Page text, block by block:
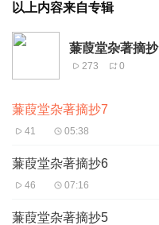
以上内容来自专辑
蒹葭堂杂著摘抄
273 0
蒹葭堂杂著摘抄7
41 05:38
蒹葭堂杂著摘抄6
46 07:16
蒹葭堂杂著摘抄5